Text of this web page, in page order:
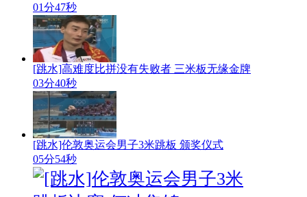
01分47秒
[跳水]高难度比拼没有失败者 三米板无缘金牌
03分40秒
[跳水]伦敦奥运会男子3米跳板 颁奖仪式
05分54秒